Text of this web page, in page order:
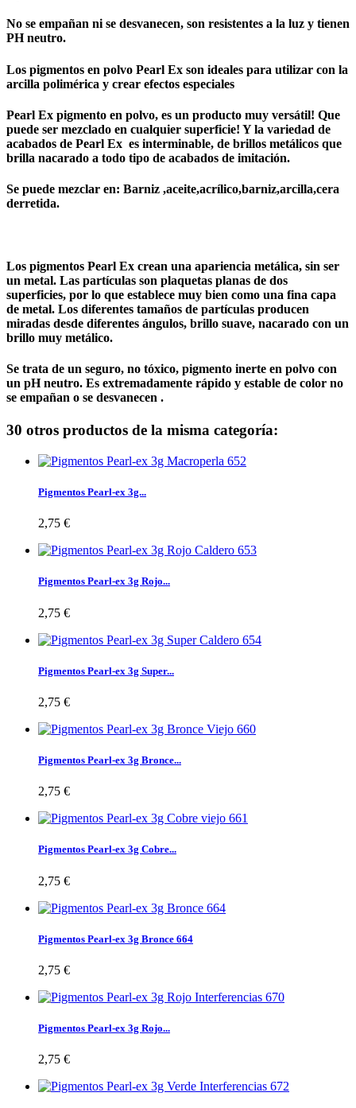
No se empañan ni se desvanecen, son resistentes a la luz y tienen
PH neutro.
Los pigmentos en polvo Pearl Ex son ideales para utilizar con la
arcilla polimérica y crear efectos especiales
Pearl Ex pigmento en polvo, es un producto muy versátil! Que
puede ser mezclado en cualquier superficie! Y la variedad de
acabados de Pearl Ex es interminable, de brillos metálicos que
brilla nacarado a todo tipo de acabados de imitación.
Se puede mezclar en: Barniz ,aceite,acrílico,barniz,arcilla,cera
derretida.
Los pigmentos Pearl Ex crean una apariencia metálica, sin ser
un metal. Las partículas son plaquetas planas de dos
superficies, por lo que establece muy bien como una fina capa
de metal. Los diferentes tamaños de partículas producen
miradas desde diferentes ángulos, brillo suave, nacarado con un
brillo muy metálico.
Se trata de un seguro, no tóxico, pigmento inerte en polvo con
un pH neutro. Es extremadamente rápido y estable de color no
se empañan o se desvanecen .
30 otros productos de la misma categoría:
Pigmentos Pearl-ex 3g...
2,75 €
Pigmentos Pearl-ex 3g Rojo...
2,75 €
Pigmentos Pearl-ex 3g Super...
2,75 €
Pigmentos Pearl-ex 3g Bronce...
2,75 €
Pigmentos Pearl-ex 3g Cobre...
2,75 €
Pigmentos Pearl-ex 3g Bronce 664
2,75 €
Pigmentos Pearl-ex 3g Rojo...
2,75 €